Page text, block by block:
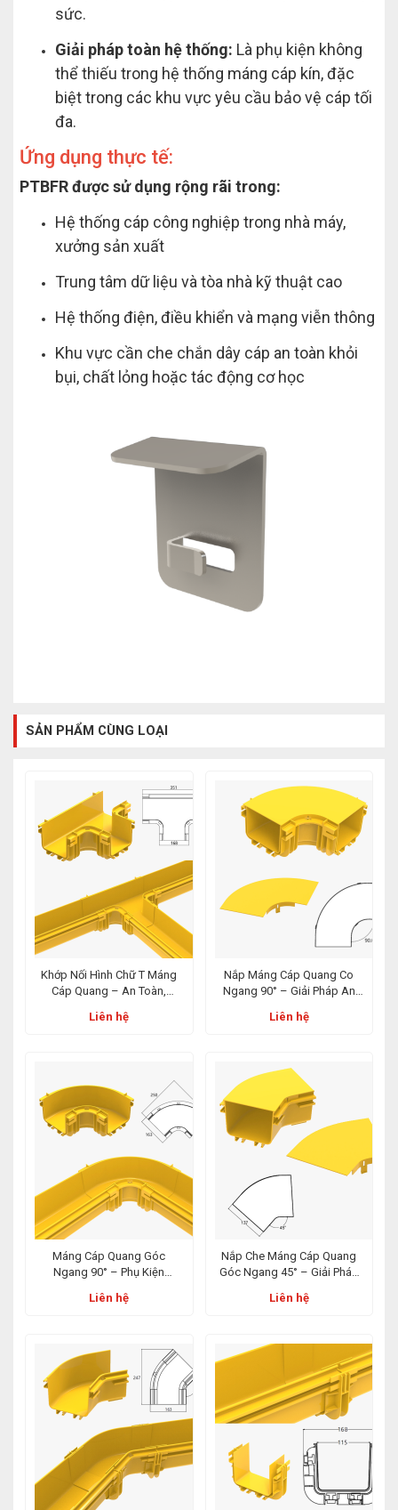
sức.
Giải pháp toàn hệ thống: Là phụ kiện không
thể thiếu trong hệ thống máng cáp kín, đặc
biệt trong các khu vực yêu cầu bảo vệ cáp tối
đa.
Ứng dụng thực tế:
PTBFR được sử dụng rộng rãi trong:
Hệ thống cáp công nghiệp trong nhà máy,
xưởng sản xuất
Trung tâm dữ liệu và tòa nhà kỹ thuật cao
Hệ thống điện, điều khiển và mạng viễn thông
Khu vực cần che chắn dây cáp an toàn khỏi
bụi, chất lỏng hoặc tác động cơ học
SẢN PHẨM CÙNG LOẠI
Khớp Nối Hình Chữ T Máng
Cáp Quang – An Toàn,
Khai Hệ Thống
Liên hệ
Nắp Máng Cáp Quang Co
Ngang 90° – Giải Pháp An
Quang Hiện Đại
Liên hệ
Máng Cáp Quang Góc
Ngang 90° – Phụ Kiện
Cáp Quang Trung Tâm Dữ
Liên hệ
Nắp Che Máng Cáp Quang
Góc Ngang 45° – Giải Pháp
Diện
Liên hệ